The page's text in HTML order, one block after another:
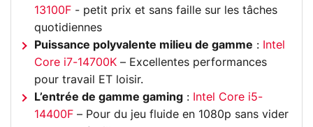
13100F - petit prix et sans faille sur les tâches
quotidiennes
Puissance polyvalente milieu de gamme :
Intel
Core i7-14700K – Excellentes performances
pour travail ET loisir.
L’entrée de gamme gaming :
Intel Core i5-
14400F – Pour du jeu fluide en 1080p sans vider